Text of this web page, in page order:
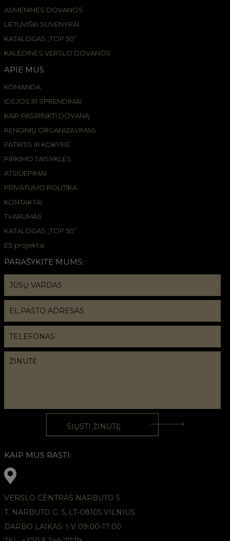
ASMENINĖS DOVANOS
LIETUVIŠKI SUVENYRAI
KATALOGAS „TOP 50“
KALĖDINĖS VERSLO DOVANOS
APIE MUS
KOMANDA
IDĖJOS IR SPRENDIMAI
KAIP PASIRINKTI DOVANĄ
RENGINIŲ ORGANIZAVIMAS
PATIRTIS IR KOKYBĖ
PIRKIMO TAISYKLĖS
ATSILIEPIMAI
PRIVATUMO POLITIKA
KONTAKTAI
TVARUMAS
KATALOGAS „TOP 50“
ES projektai
PARAŠYKITE MUMS:
KAIP MUS RASTI:
VERSLO CENTRAS NARBUTO 5
T. NARBUTO G. 5, LT-08105 VILNIUS
DARBO LAIKAS: I-V 09:00-17:00